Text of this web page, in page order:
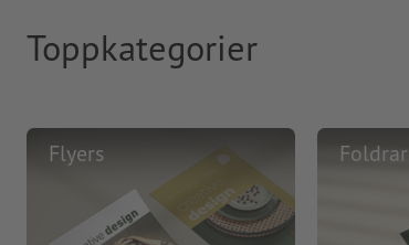
Toppkategorier
Flyers Foldrar